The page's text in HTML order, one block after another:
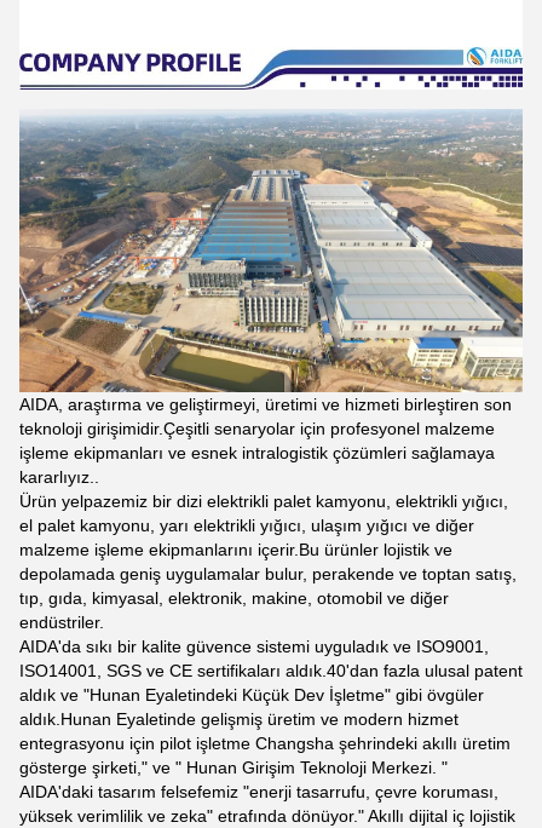
AIDA, araştırma ve geliştirmeyi, üretimi ve hizmeti birleştiren son
teknoloji girişimidir.Çeşitli senaryolar için profesyonel malzeme
işleme ekipmanları ve esnek intralogistik çözümleri sağlamaya
kararlıyız..
Ürün yelpazemiz bir dizi elektrikli palet kamyonu, elektrikli yığıcı,
el palet kamyonu, yarı elektrikli yığıcı, ulaşım yığıcı ve diğer
malzeme işleme ekipmanlarını içerir.Bu ürünler lojistik ve
depolamada geniş uygulamalar bulur, perakende ve toptan satış,
tıp, gıda, kimyasal, elektronik, makine, otomobil ve diğer
endüstriler.
AIDA'da sıkı bir kalite güvence sistemi uyguladık ve ISO9001,
ISO14001, SGS ve CE sertifikaları aldık.40'dan fazla ulusal patent
aldık ve "Hunan Eyaletindeki Küçük Dev İşletme" gibi övgüler
aldık.Hunan Eyaletinde gelişmiş üretim ve modern hizmet
entegrasyonu için pilot işletme Changsha şehrindeki akıllı üretim
gösterge şirketi," ve " Hunan Girişim Teknoloji Merkezi. "
AIDA'daki tasarım felsefemiz "enerji tasarrufu, çevre koruması,
yüksek verimlilik ve zeka" etrafında dönüyor." Akıllı dijital iç lojistik